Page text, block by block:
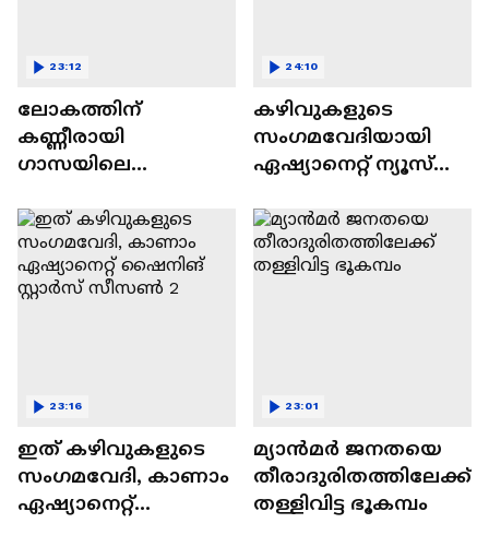
ലോകത്തിന്
കണ്ണീരായി
ഗാസയിലെ
കുഞ്ഞുങ്ങൾ
23:12
കഴിവുകളുടെ
സംഗമവേദിയായി
ഏഷ്യാനെറ്റ് ന്യൂസ്
സീസൺ 2
24:10
ഇത് കഴിവുകളുടെ
സംഗമവേദി, കാണാം
ഏഷ്യാനെറ്റ്
23:16
മ്യാൻമർ ജനതയെ
തീരാദുരിതത്തിലേക്ക്
തള്ളിവിട്ട ഭൂകമ്പം
23:01